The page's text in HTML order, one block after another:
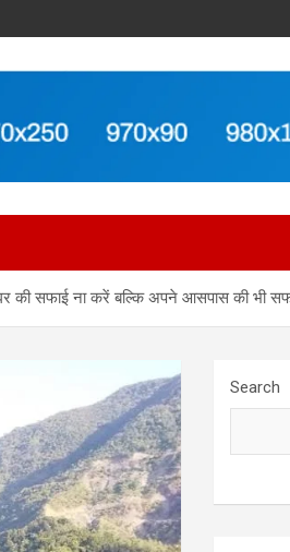
की सफाई ना करें बल्कि अपने आसपास की भी
Search